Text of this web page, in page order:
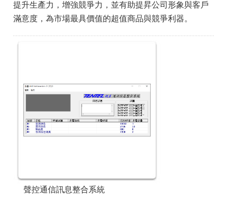
提升生產力，增強競爭力，並有助提昇公司形象與客戶
滿意度，為市場最具價值的超值商品與競爭利器。
聲控通信訊息整合系統